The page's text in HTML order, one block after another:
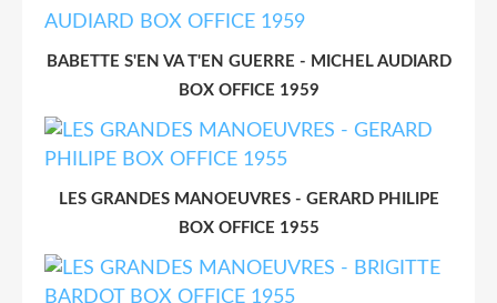
BABETTE S'EN VA T'EN GUERRE - MICHEL AUDIARD
BOX OFFICE 1959
LES GRANDES MANOEUVRES - GERARD PHILIPE
BOX OFFICE 1955